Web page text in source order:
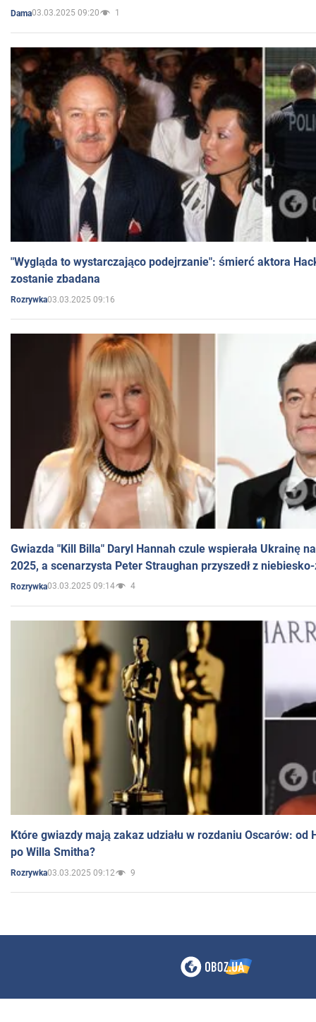
Dama03.03.2025 09:20 1
"Wygląda to wystarczająco podejrzanie": śmierć aktora
zostanie zbadana
Rozrywka03.03.2025 09:16
Gwiazda "Kill Billa" Daryl Hannah czule wspierała Ukrainę
2025, a scenarzysta Peter Straughan przyszedł z
Rozrywka03.03.2025 09:14 4
Które gwiazdy mają zakaz udziału w rozdaniu Oscarów: od
po Willa Smitha?
Rozrywka03.03.2025 09:12 9